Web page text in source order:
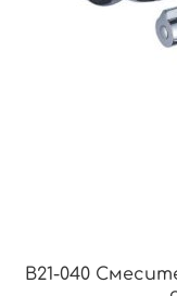
B21-040